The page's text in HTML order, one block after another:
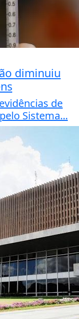
diminuiu
de
Sistema...